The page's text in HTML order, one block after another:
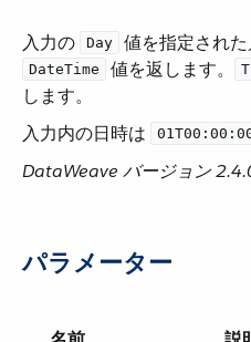
入力の ​ Day ​ 値を指定された​
DateTime ​ 値を返します。​
します。
入力内の日時は ​
DataWeave バージョン
パラメーター